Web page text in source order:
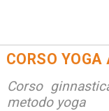
CORSO
Corso
metodo yoga